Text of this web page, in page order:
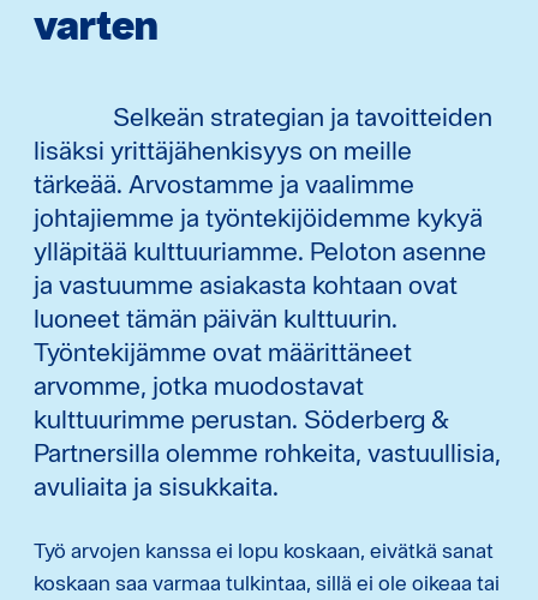
varten
Selkeän strategian ja tavoitteiden
lisäksi yrittäjähenkisyys on meille
tärkeää. Arvostamme ja vaalimme
johtajiemme ja työntekijöidemme kykyä
ylläpitää kulttuuriamme. Peloton asenne
ja vastuumme asiakasta kohtaan ovat
luoneet tämän päivän kulttuurin.
Työntekijämme ovat määrittäneet
arvomme, jotka muodostavat
kulttuurimme perustan. Söderberg &
Partnersilla olemme rohkeita, vastuullisia,
avuliaita ja sisukkaita.
Työ arvojen kanssa ei lopu koskaan, eivätkä sanat
koskaan saa varmaa tulkintaa, sillä ei ole oikeaa tai